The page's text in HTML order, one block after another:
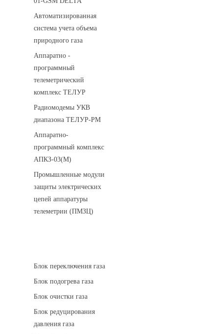
Автоматизированная
система учета объема
природного газа
Аппаратно -
программный
телеметрический
комплекс ТЕЛУР
Радиомодемы УКВ
диапазона ТЕЛУР-РМ
Аппаратно-
программный комплекс
АПКЗ-03(М)
Промышленные модули
защиты электрических
цепей аппаратуры
телеметрии (ПМЗЦ)
Блок переключения газа
Блок подогрева газа
Блок очистки газа
Блок редуцирования
давления газа